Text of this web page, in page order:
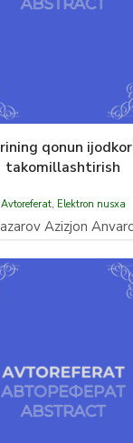
qonun
takomillashtirish
Avtoreferat, Elektron nusxa
Azizjon